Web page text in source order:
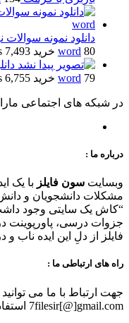
دانلود نمونه
word 80 خرید
7,493 views
word 79 خرید 6,755 views
در شبکه های اجتماعی مارا
درباره ما :
وبسایت سون فایلز با یک
مشکلات دانشجویان و
“کاش یک سایتی وجود داشت
جزوات درسی، پاورپوینت
فایلز از دلِ این ایده ناب و در سال 1398
راه های ارتباطی ما :
جهت ارتباط با ما می توانید
7filesir[@]gmail.com استفاده کنید .